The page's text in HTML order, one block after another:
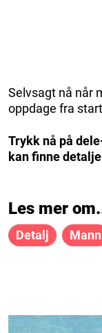
Selvsagt nå når
oppdage fra
Trykk nå på
kan finne
Les mer
Detalj Mann